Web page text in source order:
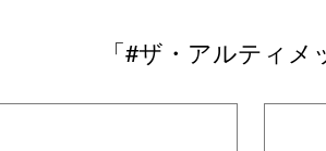
「#ザ・アルティ